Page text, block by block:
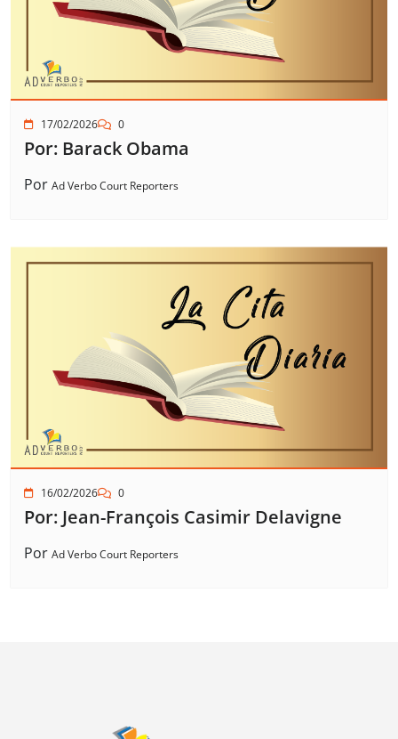
17/02/2026 0
Por: Barack Obama
Por Ad Verbo Court Reporters
16/02/2026 0
Por: Jean-François Casimir Delavigne
Por Ad Verbo Court Reporters